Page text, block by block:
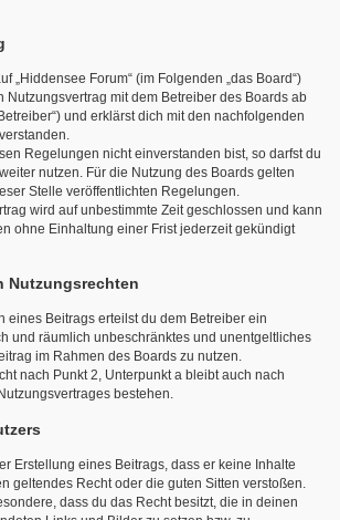
„Hiddensee Forum“ (im Folgenden „das Board“)
Nutzungsvertrag mit dem Betreiber des Boards ab
und erklärst dich mit den nachfolgenden
Regelungen nicht einverstanden bist, so darfst du
nutzen. Für die Nutzung des Boards gelten
Stelle veröffentlichten Regelungen.
wird auf unbestimmte Zeit geschlossen und kann
ohne Einhaltung einer Frist jederzeit gekündigt
Nutzungsrechten
eines Beitrags erteilst du dem Betreiber ein
und räumlich unbeschränktes und unentgeltliches
im Rahmen des Boards zu nutzen.
nach Punkt 2, Unterpunkt a bleibt auch nach
bestehen.
Erstellung eines Beitrags, dass er keine Inhalte
geltendes Recht oder die guten Sitten verstoßen.
dass du das Recht besitzt, die in deinen